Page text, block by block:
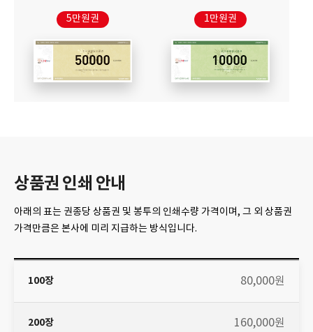
5만원권 1만원권
상품권 인쇄 안내
아래의 표는 권종당 상품권 및 봉투의 인쇄수량 가격이며, 그 외 상품권
가격만큼은 본사에 미리 지급하는 방식입니다.
100
장
장
장
타
80,000원
160,000원